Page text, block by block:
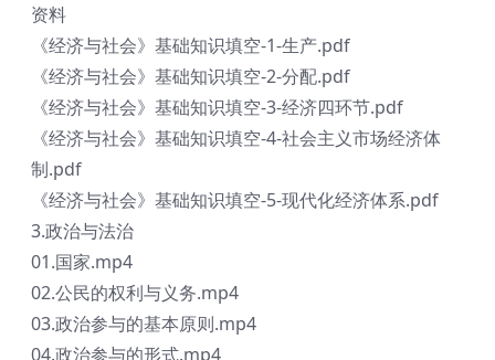
资料
《经济与社会》基础知识填空-1-生产.pdf
《经济与社会》基础知识填空-2-分配.pdf
《经济与社会》基础知识填空-3-经济四环节.pdf
《经济与社会》基础知识填空-4-社会主义市场经济体
制.pdf
《经济与社会》基础知识填空-5-现代化经济体系.pdf
3.政治与法治
01.国家.mp4
02.公民的权利与义务.mp4
03.政治参与的基本原则.mp4
04.政治参与的形式.mp4